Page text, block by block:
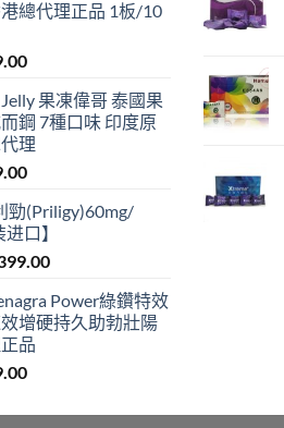
總代理正品 1板/10
Current
is:
$399.00.
果凍偉哥 泰國果
鋼 7種口味 印度原
理
Current
is:
$409.00.
勁(Priligy)60mg/
口】
Price
$399.00
through
Power綠鑽特效
增硬持久助勃壯陽
品
Current
is: